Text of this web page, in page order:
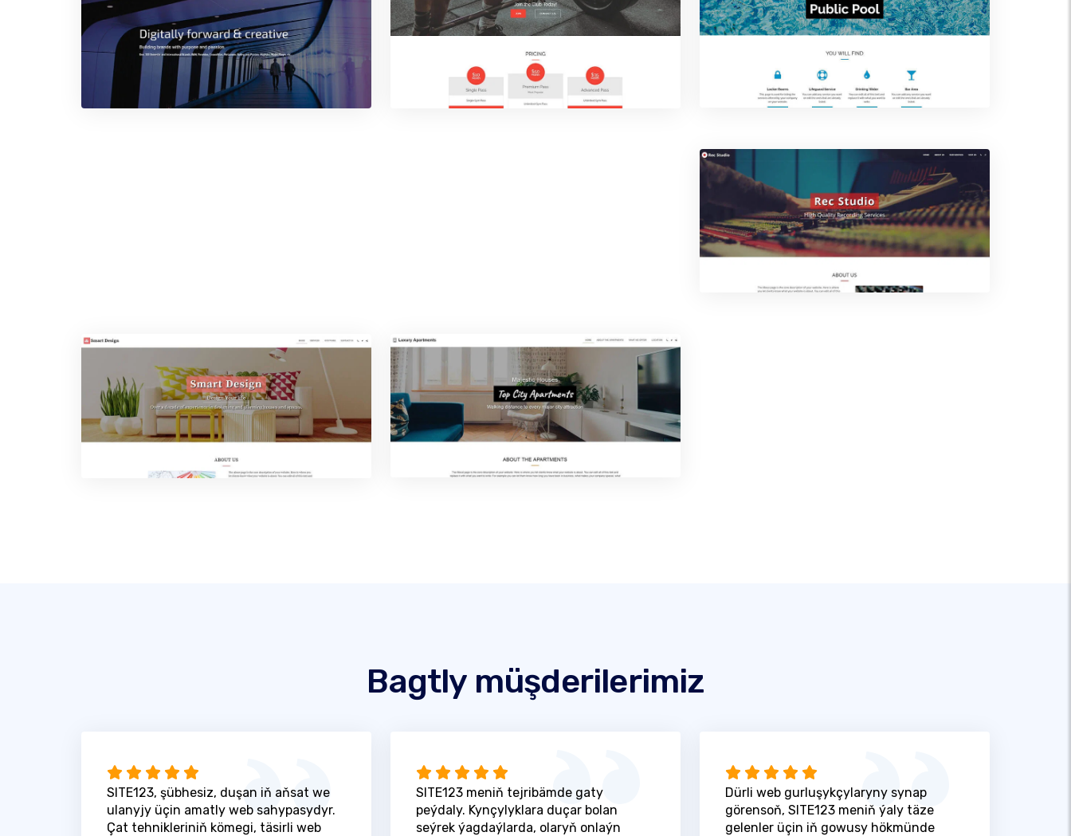
Bagtly müşderilerimiz
SITE123, şübhesiz, duşan iň aňsat we
ulanyjy üçin amatly web sahypasydyr.
Çat tehnikleriniň kömegi, täsirli web
SITE123 meniň tejribämde gaty
peýdaly. Kynçylyklara duçar bolan
seýrek ýagdaýlarda, olaryň onlaýn
Dürli web gurluşykçylaryny synap
görensoň, SITE123 meniň ýaly täze
gelenler üçin iň gowusy hökmünde